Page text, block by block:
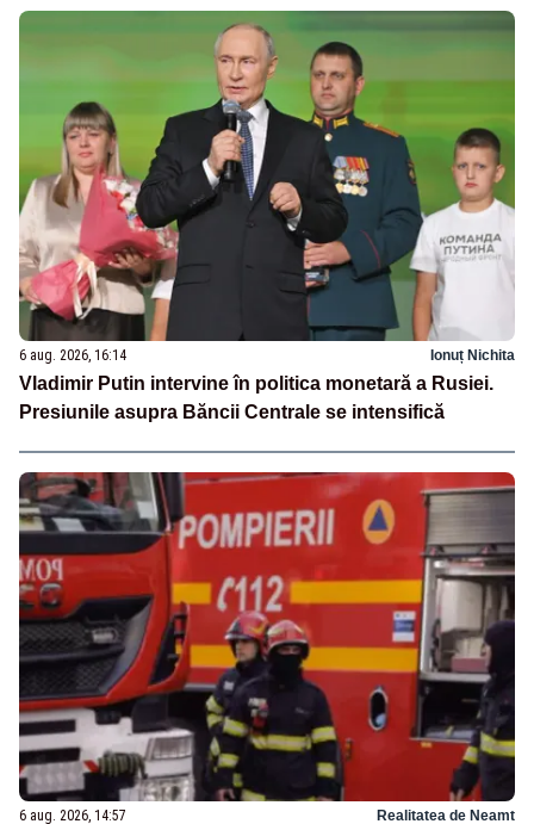
6 aug. 2026, 16:14 Ionuț Nichita
Vladimir Putin intervine în politica monetară a Rusiei.
Presiunile asupra Băncii Centrale se intensifică
6 aug. 2026, 14:57 Realitatea de Neamt